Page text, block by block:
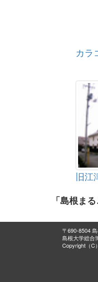
カラ
旧江
「島根ま
〒690-8504
島根大学総合
Copyright（C